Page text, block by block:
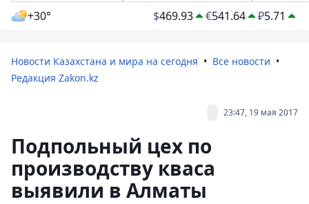
+30° $469.93 €541.64 ₽5.71
Новости Казахстана и мира на сегодня
Все новости
Редакция Zakon.kz
23:47, 19 мая 2017
Подпольный цех по
производству кваса
выявили в Алматы